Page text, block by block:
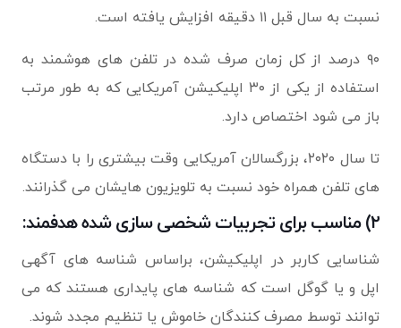
نسبت به سال قبل ۱۱ دقیقه افزایش یافته است.
۹۰ درصد از کل زمان صرف شده در تلفن های هوشمند به
استفاده از یکی از ۳۰ اپلیکیشن آمریکایی که به طور مرتب
باز می شود اختصاص دارد.
تا سال ۲۰۲۰، بزرگسالان آمریکایی وقت بیشتری را با دستگاه
های تلفن همراه خود نسبت به تلویزیون هایشان می گذرانند.
۲) مناسب برای تجربیات شخصی سازی شده هدفمند:
شناسایی کاربر در اپلیکیشن، براساس شناسه های آگهی
اپل و یا گوگل است که شناسه های پایداری هستند که می
توانند توسط مصرف کنندگان خاموش یا تنظیم مجدد شوند.